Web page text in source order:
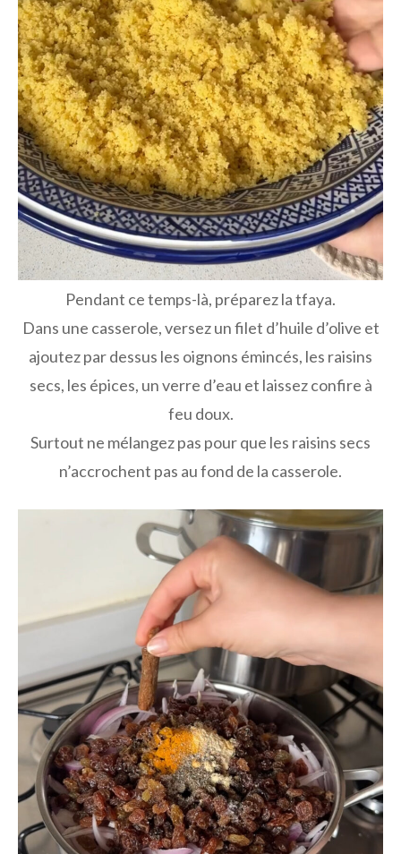
Pendant ce temps-là, préparez la tfaya.
Dans une casserole, versez un filet d’huile d’olive et
ajoutez par dessus les oignons émincés, les raisins
secs, les épices, un verre d’eau et laissez confire à
feu doux.
Surtout ne mélangez pas pour que les raisins secs
n’accrochent pas au fond de la casserole.